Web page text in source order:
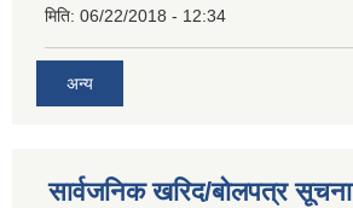
मिति: 06/22/2018 - 12:34
अन्य
सार्वजनिक खरिद/बोलपत्र सूचना